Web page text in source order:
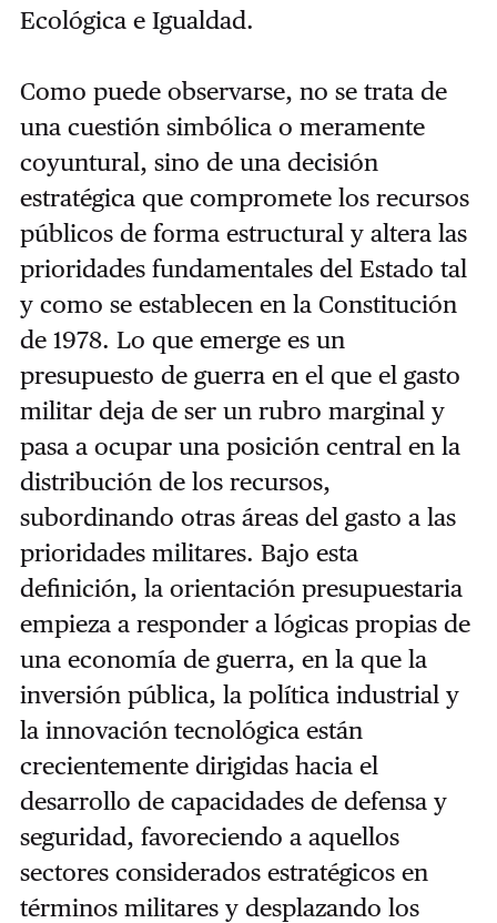
Ecológica e Igualdad.
Como puede observarse, no se trata de
una cuestión simbólica o meramente
coyuntural, sino de una decisión
estratégica que compromete los recursos
públicos de forma estructural y altera las
prioridades fundamentales del Estado tal
y como se establecen en la Constitución
de 1978. Lo que emerge es un
presupuesto de guerra en el que el gasto
militar deja de ser un rubro marginal y
pasa a ocupar una posición central en la
distribución de los recursos,
subordinando otras áreas del gasto a las
prioridades militares. Bajo esta
definición, la orientación presupuestaria
empieza a responder a lógicas propias de
una economía de guerra, en la que la
inversión pública, la política industrial y
la innovación tecnológica están
crecientemente dirigidas hacia el
desarrollo de capacidades de defensa y
seguridad, favoreciendo a aquellos
sectores considerados estratégicos en
términos militares y desplazando los